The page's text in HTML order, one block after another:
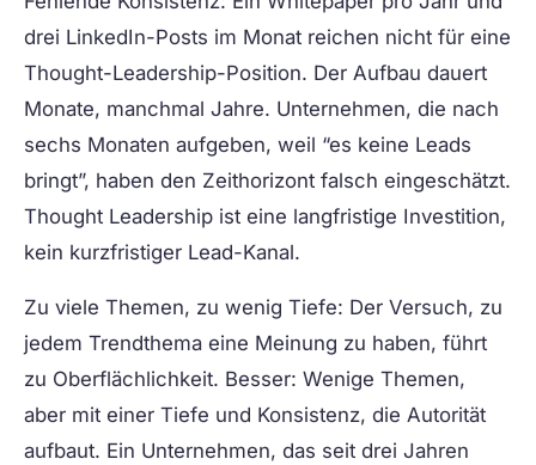
drei LinkedIn-Posts im Monat reichen nicht für eine
Thought-Leadership-Position. Der Aufbau dauert
Monate, manchmal Jahre. Unternehmen, die nach
sechs Monaten aufgeben, weil “es keine Leads
bringt”, haben den Zeithorizont falsch eingeschätzt.
Thought Leadership ist eine langfristige Investition,
kein kurzfristiger Lead-Kanal.
Zu viele Themen, zu wenig Tiefe: Der Versuch, zu
jedem Trendthema eine Meinung zu haben, führt
zu Oberflächlichkeit. Besser: Wenige Themen,
aber mit einer Tiefe und Konsistenz, die Autorität
aufbaut. Ein Unternehmen, das seit drei Jahren